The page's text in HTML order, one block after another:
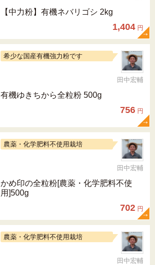
【中力粉】有機ネバリゴシ 2kg
1,404 円
希少な国産有機強力粉です
田中宏輔
有機ゆきちから全粒粉 500g
756 円
農薬・化学肥料不使用栽培
田中宏輔
かめ印の全粒粉[農薬・化学肥料不使
用]500g
702 円
農薬・化学肥料不使用栽培
田中宏輔